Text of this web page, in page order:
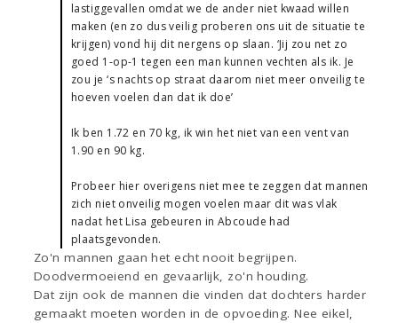
lastiggevallen omdat we de ander niet kwaad willen
maken (en zo dus veilig proberen ons uit de situatie te
krijgen) vond hij dit nergens op slaan. ‘Jij zou net zo
goed 1-op-1 tegen een man kunnen vechten als ik. Je
zou je ‘s nachts op straat daarom niet meer onveilig te
hoeven voelen dan dat ik doe’
Ik ben 1.72 en 70 kg, ik win het niet van een vent van
1.90 en 90 kg.
Probeer hier overigens niet mee te zeggen dat mannen
zich niet onveilig mogen voelen maar dit was vlak
nadat het Lisa gebeuren in Abcoude had
plaatsgevonden.
Zo'n mannen gaan het echt nooit begrijpen.
Doodvermoeiend en gevaarlijk, zo'n houding.
Dat zijn ook de mannen die vinden dat dochters harder
gemaakt moeten worden in de opvoeding. Nee eikel,